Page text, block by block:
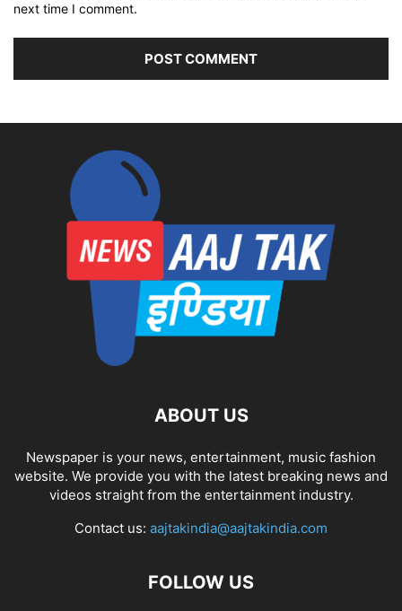
next time I comment.
ABOUT US
Newspaper is your news, entertainment, music fashion
website. We provide you with the latest breaking news and
videos straight from the entertainment industry.
Contact us: aajtakindia@aajtakindia.com
FOLLOW US